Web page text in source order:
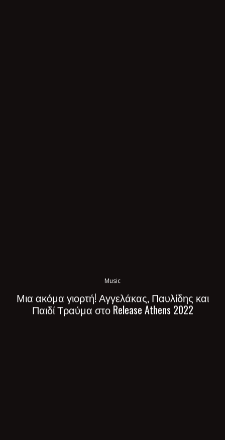
Music
Μια ακόμα γιορτή! Αγγελάκας, Παυλίδης και
Παιδί Τραύμα στο Release Athens 2022